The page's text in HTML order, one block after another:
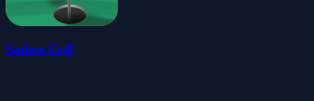
Sadece Golf